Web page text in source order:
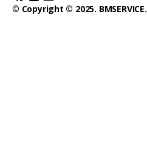
© Copyright © 2025. BMSERVICE.